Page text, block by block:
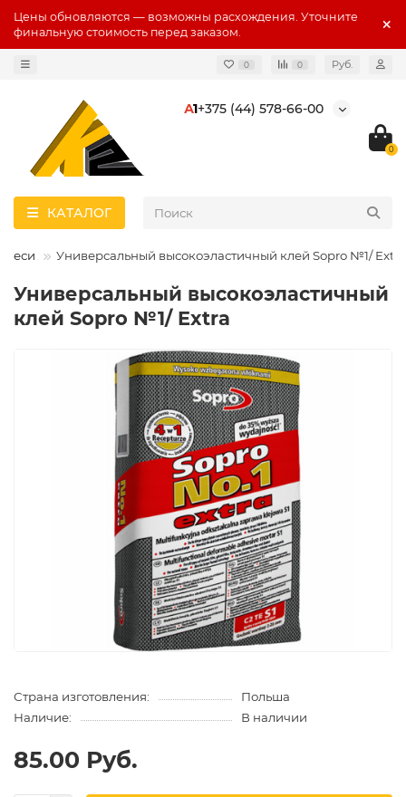
Цены обновляются — возможны расхождения. Уточните
финальную стоимость перед заказом.
0 0 Руб.
А1+375 (44) 578-66-00
0
КАТАЛОГ
Универсальный высокоэластичный клей Sopro №1/ Extra
Универсальный высокоэластичный
клей Sopro №1/ Extra
Страна изготовления:
Польша
Наличие:
В наличии
85.00 Руб.